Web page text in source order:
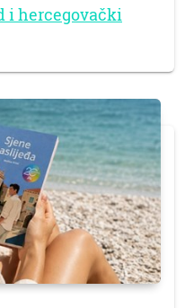
i hercegovački